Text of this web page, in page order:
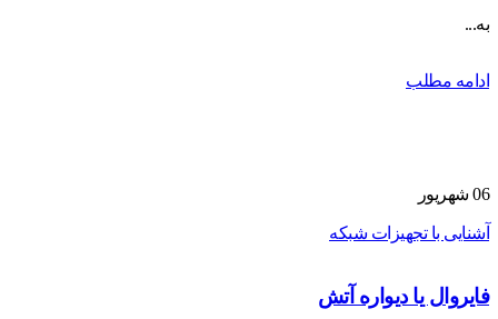
به...
ادامه مطلب
06 شهریور
آشنایی با تجهیزات شبکه
فایروال یا دیواره آتش